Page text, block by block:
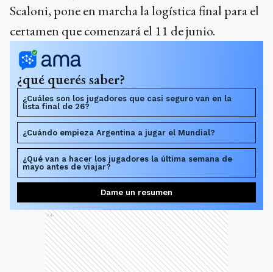
Scaloni, pone en marcha la logística final para el
certamen que comenzará el 11 de junio.
¿qué querés saber?
¿Cuáles son los jugadores que casi seguro van en la
lista final de 26?
¿Cuándo empieza Argentina a jugar el Mundial?
¿Qué van a hacer los jugadores la última semana de
mayo antes de viajar?
Dame un resumen
Ads